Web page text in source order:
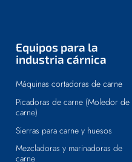
Equipos para la
industria cárnica
Máquinas cortadoras de carne
Picadoras de carne (Moledor de
carne)
Sierras para carne y huesos
Mezcladoras y marinadoras de
carne